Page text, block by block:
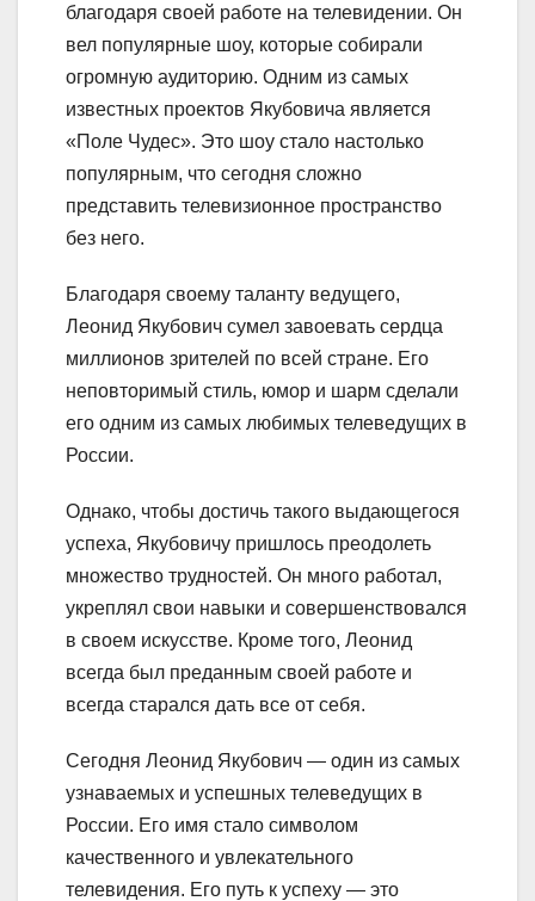
благодаря своей работе на телевидении. Он
вел популярные шоу, которые собирали
огромную аудиторию. Одним из самых
известных проектов Якубовича является
«Поле Чудес». Это шоу стало настолько
популярным, что сегодня сложно
представить телевизионное пространство
без него.
Благодаря своему таланту ведущего,
Леонид Якубович сумел завоевать сердца
миллионов зрителей по всей стране. Его
неповторимый стиль, юмор и шарм сделали
его одним из самых любимых телеведущих в
России.
Однако, чтобы достичь такого выдающегося
успеха, Якубовичу пришлось преодолеть
множество трудностей. Он много работал,
укреплял свои навыки и совершенствовался
в своем искусстве. Кроме того, Леонид
всегда был преданным своей работе и
всегда старался дать все от себя.
Сегодня Леонид Якубович — один из самых
узнаваемых и успешных телеведущих в
России. Его имя стало символом
качественного и увлекательного
телевидения. Его путь к успеху — это